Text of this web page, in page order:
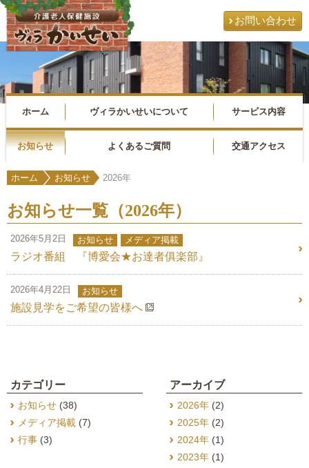
お問い合わせ
ホーム ヴィラかいせいについて サービス内容
お知らせ よくあるご質問 交通アクセス
ホーム お知らせ 2026年
お知らせ一覧（2026年）
2026年5月2日 お知らせ メディア掲載
ラジオ番組 『博愛会★お達者俱楽部』
2026年4月22日 お知らせ
施設見学をご希望の皆様へ
カテゴリー
お知らせ (38)
メディア掲載 (7)
行事 (3)
アーカイブ
2026年 (2)
2025年 (2)
2024年 (1)
2023年 (1)